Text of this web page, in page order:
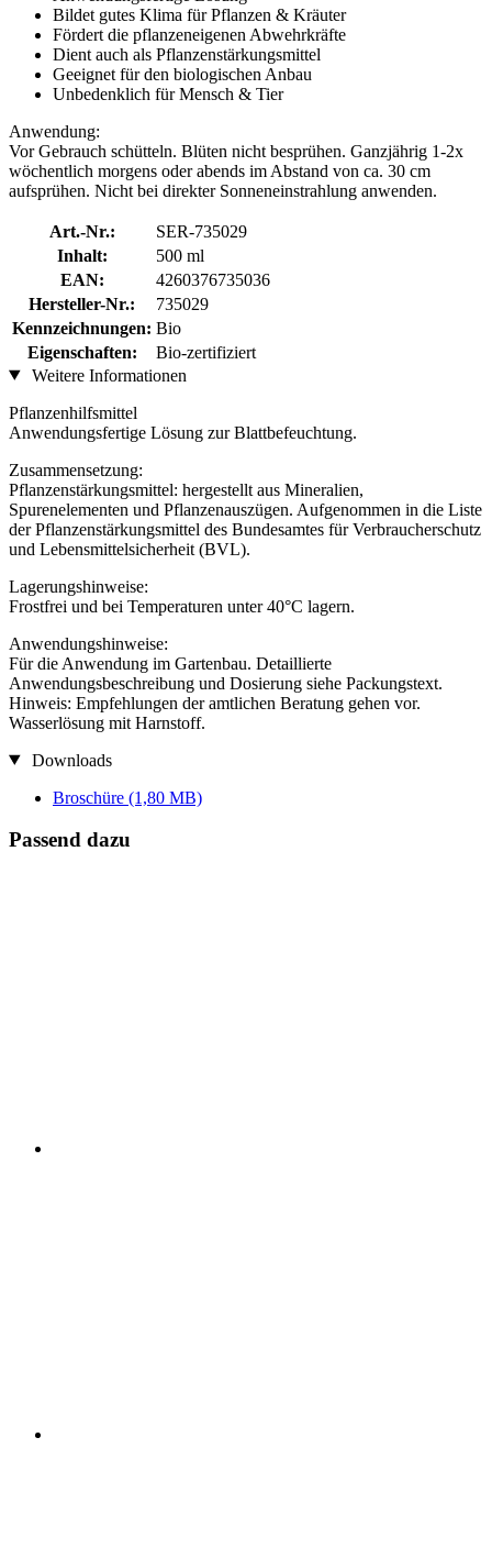
Bildet gutes Klima für Pflanzen & Kräuter
Fördert die pflanzeneigenen Abwehrkräfte
Dient auch als Pflanzenstärkungsmittel
Geeignet für den biologischen Anbau
Unbedenklich für Mensch & Tier
Anwendung:
Vor Gebrauch schütteln. Blüten nicht besprühen. Ganzjährig 1-2x
wöchentlich morgens oder abends im Abstand von ca. 30 cm
aufsprühen. Nicht bei direkter Sonneneinstrahlung anwenden.
Art.-Nr.:
SER-735029
Inhalt:
500 ml
EAN:
4260376735036
Hersteller-Nr.:
735029
Kennzeichnungen: Bio
Eigenschaften:
Bio-zertifiziert
Weitere Informationen
Pflanzenhilfsmittel
Anwendungsfertige Lösung zur Blattbefeuchtung.
Zusammensetzung:
Pflanzenstärkungsmittel: hergestellt aus Mineralien,
Spurenelementen und Pflanzenauszügen. Aufgenommen in die Liste
der Pflanzenstärkungsmittel des Bundesamtes für Verbraucherschutz
und Lebensmittelsicherheit (BVL).
Lagerungshinweise:
Frostfrei und bei Temperaturen unter 40°C lagern.
Anwendungshinweise:
Für die Anwendung im Gartenbau. Detaillierte
Anwendungsbeschreibung und Dosierung siehe Packungstext.
Hinweis: Empfehlungen der amtlichen Beratung gehen vor.
Wasserlösung mit Harnstoff.
Downloads
Broschüre (1,80 MB)
Passend dazu